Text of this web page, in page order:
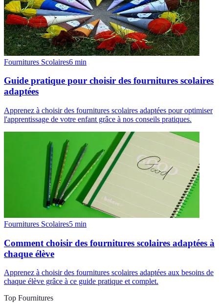
Fournitures Scolaires6 min
Guide pratique pour choisir des fournitures scolaires
adaptées
Apprenez à choisir des fournitures scolaires adaptées pour optimiser
l'apprentissage de votre enfant grâce à nos conseils pratiques.
Fournitures Scolaires5 min
Comment choisir des fournitures scolaires adaptées à
chaque élève
Apprenez à choisir des fournitures scolaires adaptées aux besoins de
chaque élève grâce à ce guide pratique et complet.
Top Fournitures